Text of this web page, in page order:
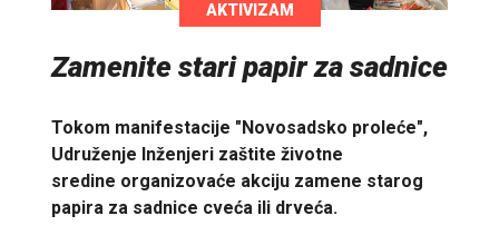
AKTIVIZAM
Zamenite stari papir za sadnice
Tokom manifestacije "Novosadsko proleće",
Udruženje Inženjeri zaštite životne
sredine organizovaće akciju zamene starog
papira za sadnice cveća ili drveća.